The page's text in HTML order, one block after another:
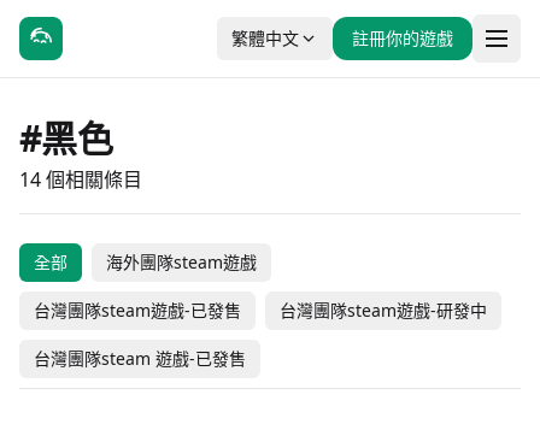
繁體中文 註冊你的遊戲
#黑色
14 個相關條目
全部 海外團隊steam遊戲
台灣團隊steam遊戲-已發售 台灣團隊steam遊戲-研發中
台灣團隊steam 遊戲-已發售
霧鎖溫泉
#冒險 #獨立製作
禁外之地
#獨立製作 #角色扮演
文字遊戲世界 夢遊邊境
Black魔王 & Rainbow
王國
文字遊戲
I Am Your Beast 孤狼